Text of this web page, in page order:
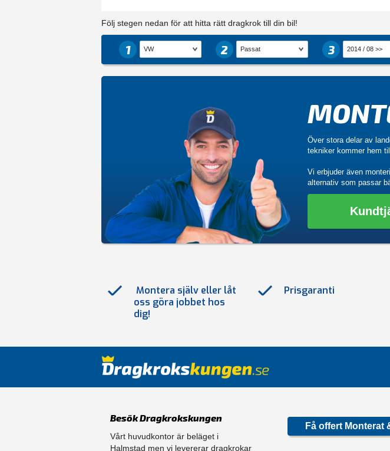
Följ stegen nedan för att hitta rätt dragkrok till din bil!
1 2 3
Över stora delar av
tekniker kommer hem
Vi erbjuder även
alternativ som passar
Montera själv eller låt
oss göra jobbet hos
dig!
Prisgaranti
Besök Dragkrokskungen
Vårt huvudkontor är beläget i
Halmstad men vi levererar dragkrokar
Få offert Monterat